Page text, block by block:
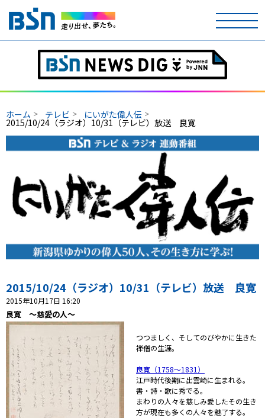
テレビ
ラジオ
アナウンサー
イベント
天気
プレゼント
コンテンツ・アプリ
ショッピング
会社概要・ビジョン
お問い合わせ
ホーム テレビ にいがた偉人伝
2015/10/24（ラジオ）10/31（テレビ）放送 良寛
2015/10/24（ラジオ）10/31（テレビ）放送 良寛
2015年10月17日 16:20
良寛 ～慈愛の人～
つつましく、そしてのびやかに生きた
禅僧の生涯。
良寛（1758～1831）
江戸時代後期に出雲崎に生まれる。
書・詩・歌に秀でる。
まわりの人々を慈しみ愛したその生き
方が現在も多くの人々を魅了する。